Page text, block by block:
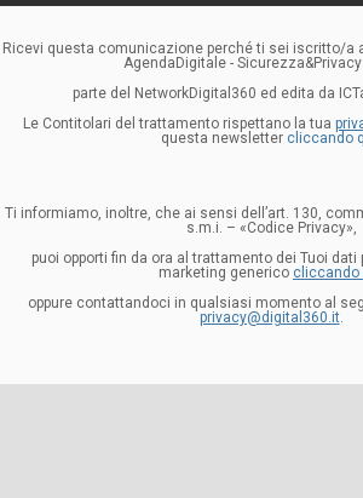
Ricevi questa comunicazione perché ti sei iscritto/a
AgendaDigitale -
parte del NetworkDigital360 ed edita da
Le Contitolari del trattamento rispettano la tua
questa newsletter cliccando
Ti informiamo, inoltre, che ai sensi dell’art. 130,
s.m.i. – «Codice Privacy»,
puoi opporti fin da ora al trattamento dei Tuoi dati
marketing generico cliccando
oppure contattandoci in qualsiasi momento al
privacy@digital360.it.